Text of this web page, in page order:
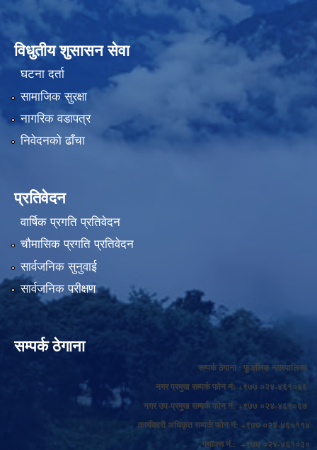
विधुतीय शुसासन सेवा
घटना दर्ता
सामाजिक सुरक्षा
नागरिक वडापत्र
निवेदनको ढाँचा
प्रतिवेदन
वार्षिक प्रगति प्रतिवेदन
चौमासिक प्रगति प्रतिवेदन
सार्वजनिक सुनुवाई
सार्वजनिक परीक्षण
सम्पर्क ठेगाना
सम्पर्क ठेगाना : फुङलिङ नगरपालिका
नगर प्रमुख सम्पर्क फोन नं: +९७७ ०२४-४६१०६६
नगर उप-प्रमुख सम्पर्क फोन नं: +९७७ ०२४-४६१०६७
कार्यकारी अधिकृत सम्पर्क फोन नं: +९७७ ०२४-४६०११४
फ्याक्स नं.: +९७७ ०२४-४६१०३०